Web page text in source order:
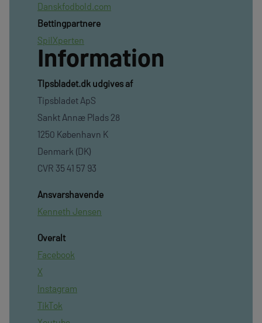
Danskfodbold.com
Bettingpartnere
SpilXperten
Information
TIpsbladet.dk udgives af
Tipsbladet ApS
Sankt Annæ Plads 28
1250 København K
Denmark (DK)
CVR 35 41 57 93
Ansvarshavende
Kenneth Jensen
Overalt
Facebook
X
Instagram
TikTok